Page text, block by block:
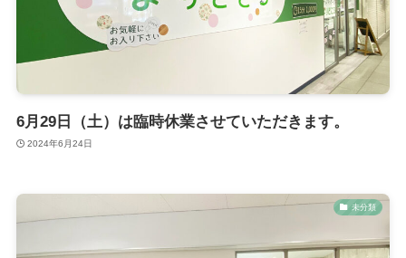
6月29日（土）は臨時休業させていただきます。
2024年6月24日
未分類